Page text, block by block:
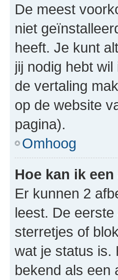
De meest
niet
heeft. Je kunt
jij nodig hebt
de vertaling
op de website
pagina).
Omhoog
Hoe kan ik
Er kunnen 2
leest. De
sterretjes of
wat je status is.
bekend als een